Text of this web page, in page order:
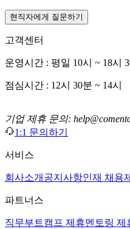
현직자에게 질문하기
고객센터
운영시간 : 평일 10시 ~ 18시
점심시간 : 12시 30분 ~ 14시
기업 제휴 문의:
1:1 문의하기
서비스
회사소개 공지사항인재 채용
파트너스
직무부트캠프 제휴멘토링 제